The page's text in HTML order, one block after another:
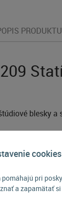
cookies
pomáhajú pri
a zapamätať
PRODUKTU
blesky a
- 209 cm